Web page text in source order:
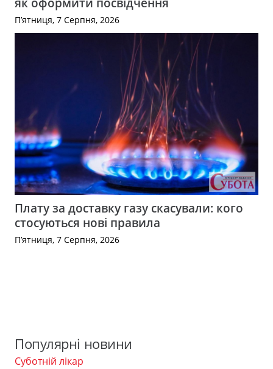
П’ятниця, 7 Серпня, 2026
Плату за доставку газу скасували: кого
стосуються нові правила
П’ятниця, 7 Серпня, 2026
Популярні новини
Суботній лікар